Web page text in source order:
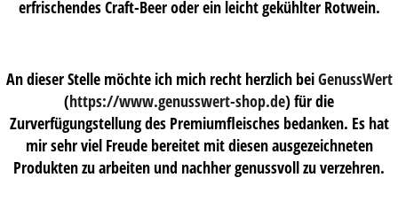
erfrischendes Craft-Beer oder ein leicht gekühlter Rotwein.
An dieser Stelle möchte ich mich recht herzlich beiGenussWert
(https://www.genusswert-shop.de) für die
Zurverfügungstellung des Premiumfleisches bedanken. Es hat
mir sehr viel Freude bereitet mit diesen ausgezeichneten
Produkten zu arbeiten und nachher genussvoll zu verzehren.